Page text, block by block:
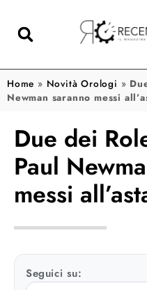
Home » Novità Orologi »
Newman saranno messi
Due dei
Paul
messi
Seguici su: